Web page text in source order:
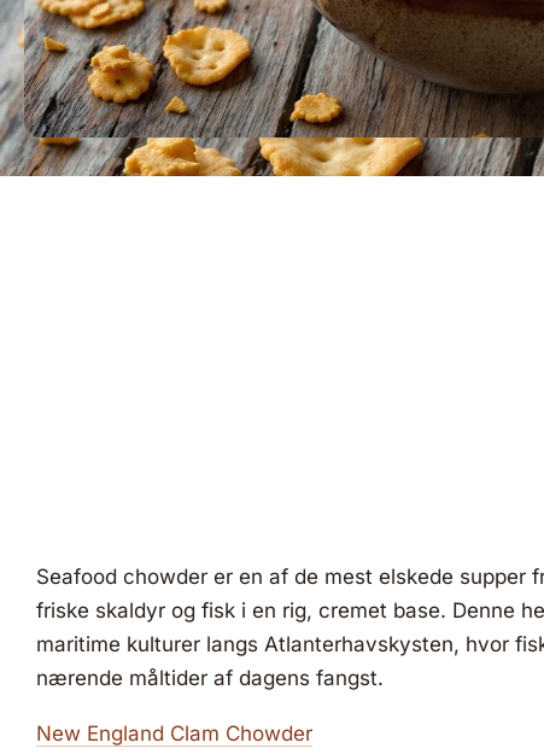
Seafood chowder er en af de mest elskede supper
friske skaldyr og fisk i en rig, cremet base. Denne
maritime kulturer langs Atlanterhavskysten, hvor
nærende måltider af dagens fangst.
New England Clam Chowder